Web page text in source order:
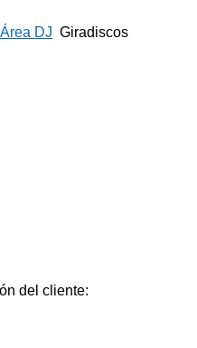
Área DJ Giradiscos
del cliente: